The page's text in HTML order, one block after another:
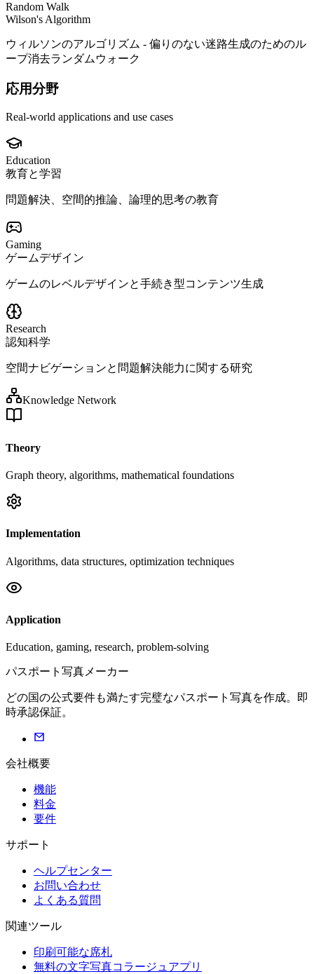
Random Walk
Wilson's Algorithm
ウィルソンのアルゴリズム - 偏りのない迷路生成のためのル
ープ消去ランダムウォーク
応用分野
Real-world applications and use cases
Education
教育と学習
問題解決、空間的推論、論理的思考の教育
Gaming
ゲームデザイン
ゲームのレベルデザインと手続き型コンテンツ生成
Research
認知科学
空間ナビゲーションと問題解決能力に関する研究
Knowledge Network
Theory
Graph theory, algorithms, mathematical foundations
Implementation
Algorithms, data structures, optimization techniques
Application
Education, gaming, research, problem-solving
パスポート写真メーカー
どの国の公式要件も満たす完璧なパスポート写真を作成。即
時承認保証。
会社概要
機能
料金
要件
サポート
ヘルプセンター
お問い合わせ
よくある質問
関連ツール
印刷可能な席札
無料の文字写真コラージュアプリ